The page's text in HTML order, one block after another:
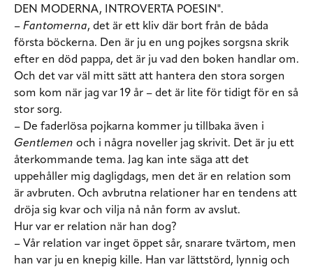
DEN MODERNA, INTROVERTA POESIN".
– Fantomerna, det är ett kliv där bort från de båda
första böckerna. Den är ju en ung pojkes sorgsna skrik
efter en död pappa, det är ju vad den boken handlar om.
Och det var väl mitt sätt att hantera den stora sorgen
som kom när jag var 19 år – det är lite för tidigt för en så
stor sorg.
– De faderlösa pojkarna kommer ju tillbaka även i
Gentlemen och i några noveller jag skrivit. Det är ju ett
återkommande tema. Jag kan inte säga att det
uppehåller mig dagligdags, men det är en relation som
är avbruten. Och avbrutna relationer har en tendens att
dröja sig kvar och vilja nå nån form av avslut.
Hur var er relation när han dog?
– Vår relation var inget öppet sår, snarare tvärtom, men
han var ju en knepig kille. Han var lättstörd, lynnig och